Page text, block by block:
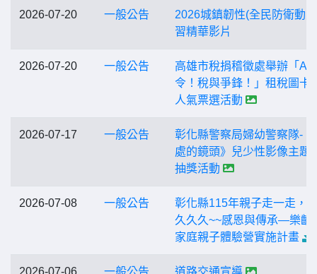
2026-07-20 一般公告
2026城鎮韌性(全民防衛動
習精華影片
2026-07-20 一般公告
高雄市稅捐稽徵處舉辦「AI
令！稅與爭鋒！」租稅圖卡
人氣票選活動
2026-07-17 一般公告
彰化縣警察局婦幼警察隊-《
處的鏡頭》兒少性影像主題
抽獎活動
2026-07-08 一般公告
彰化縣115年親子走一走，
久久久~~感恩與傳承—樂齡
家庭親子體驗營實施計畫
2026-07-06 一般公告 道路交通宣導